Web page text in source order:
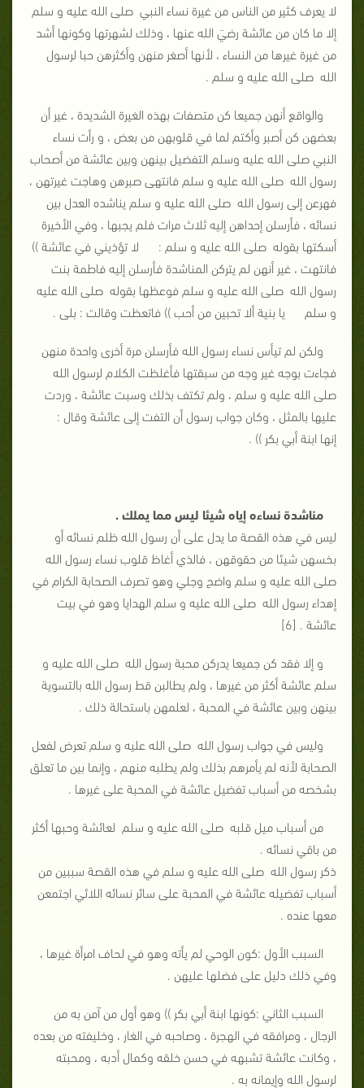
لا يعرف كثير من الناس من غيرة نساء النبي صلى الله عليه و سلم
إلا ما كان من عائشة رضيَ الله عنها ، وذلك لشهرتها وكونها أشد
من غيرة غيرها من النساء ، لأنها أصغر منهن وأكثرهن حبا لرسول
الله صلى الله عليه و سلم .
والواقع أنهن جميعا كن متصفات بهذه الغيرة الشديدة ، غير أن
بعضهن كن أصبر وأكتم لما في قلوبهن من بعض ، و رأت نساء
النبي صلى الله عليه وسلم التفضيل بينهن وبين عائشة من أصحاب
رسول الله صلى الله عليه و سلم فانتهى صبرهن وهاجت غيرتهن ،
فهرعن إلى رسول الله صلى الله عليه و سلم يناشده العدل بين
نسائه ، فأرسلن إحداهن إليه ثلاث مرات فلم يجبها ، وفي الأخيرة
أسكتها بقوله صلى الله عليه و سلم : لا تؤذيني في عائشة ))
فانتهت ، غير أنهن لم يتركن المناشدة فأرسلن إليه فاطمة بنت
رسول الله صلى الله عليه و سلم فوعظها بقوله صلى الله عليه
و سلم يا بنية ألا تحبين من أحب )) فاتعظت وقالت : بلى .
ولكن لم تيأس نساء رسول الله فأرسلن مرة أخرى واحدة منهن
فجاءت بوجه غير وجه من سبقتها فأغلظت الكلام لرسول الله
صلى الله عليه و سلم ، ولم تكتف بذلك وسبت عائشة ، وردت
عليها بالمثل ، وكان جواب رسول أن التفت إلى عائشة وقال :
إنها ابنة أبي بكر )) .
مناشدة نساءه إياه شيئا ليس مما يملك .
ليس في هذه القصة ما يدل على أن رسول الله ظلم نسائه أو
بخسهن شيئا من حقوقهن ، فالذي أغاظ قلوب نساء رسول الله
صلى الله عليه و سلم واضح وجلي وهو تصرف الصحابة الكرام في
إهداء رسول الله صلى الله عليه و سلم الهدايا وهو في بيت
عائشة . [6]
و إلا فقد كن جميعا يدركن محبة رسول الله صلى الله عليه و
سلم عائشة أكثر من غيرها ، ولم يطالبن قط رسول الله بالتسوية
بينهن وبين عائشة في المحبة ، لعلمهن باستحالة ذلك .
وليس في جواب رسول الله صلى الله عليه و سلم تعرض لفعل
الصحابة لأنه لم يأمرهم بذلك ولم يطلبه منهم ، وإنما بين ما تعلق
بشخصه من أسباب تفضيل عائشة في المحبة على غيرها .
من أسباب ميل قلبه صلى الله عليه و سلم لعائشة وحبها أكثر
من باقي نسائه .
ذكر رسول الله صلى الله عليه و سلم في هذه القصة سببين من
أسباب تفضيله عائشة في المحبة على سائر نسائه اللائي اجتمعن
معها عنده .
السبب الأول :كون الوحي لم يأته وهو في لحاف امرأة غيرها ،
وفي ذلك دليل على فضلها عليهن .
السبب الثاني :كونها ابنة أبي بكر )) وهو أول من آمن به من
الرجال ، ومرافقه في الهجرة ، وصاحبه في الغار ، وخليفته من بعده
، وكانت عائشة تشبهه في حسن خلقه وكمال أدبه ، ومحبته
لرسول الله وإيمانه به .